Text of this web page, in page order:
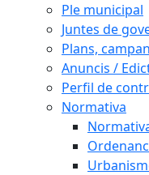
Ple municipal
Juntes de
Plans,
Anuncis /
Perfil de
Normativa